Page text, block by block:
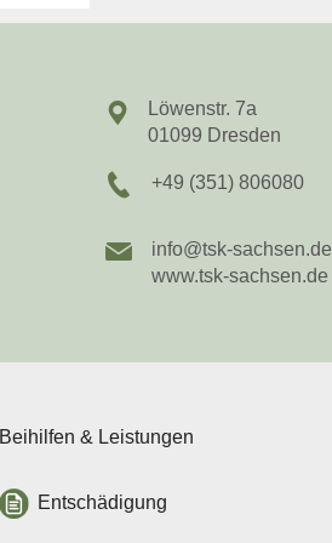
Löwenstr. 7a
01099 Dresden
+49 (351) 806080
info@tsk-sachsen.de
www.tsk-sachsen.de
Beihilfen & Leistungen
Entschädigung